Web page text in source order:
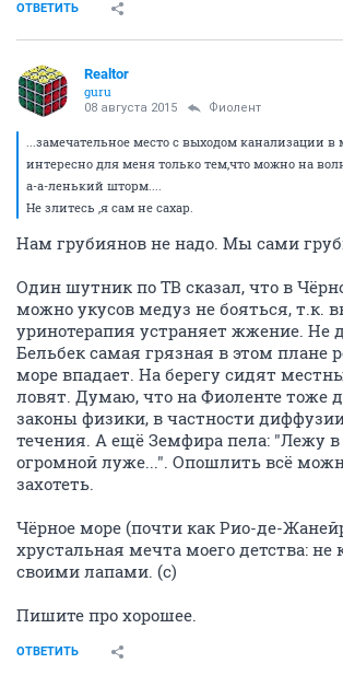
ОТВЕТИТЬ
Realtor
guru
08 августа 2015 Фиолент
...замечательное место с выходом канализации в
интересно для меня только тем,что можно на
а-а-ленький шторм....
Не злитесь ,я сам не сахар.
Нам грубиянов не надо. Мы сами
Один шутник по ТВ сказал, что в
можно укусов медуз не бояться, т.к.
уринотерапия устраняет жжение. Не
Бельбек самая грязная в этом плане
море впадает. На берегу сидят
ловят. Думаю, что на Фиоленте тоже
законы физики, в частности
течения. А ещё Земфира пела: "Лежу в
огромной луже...". Опошлить всё
захотеть.
Чёрное море (почти как Рио-де-
хрустальная мечта моего детства: не
своими лапами. (с)
Пишите про хорошее.
ОТВЕТИТЬ